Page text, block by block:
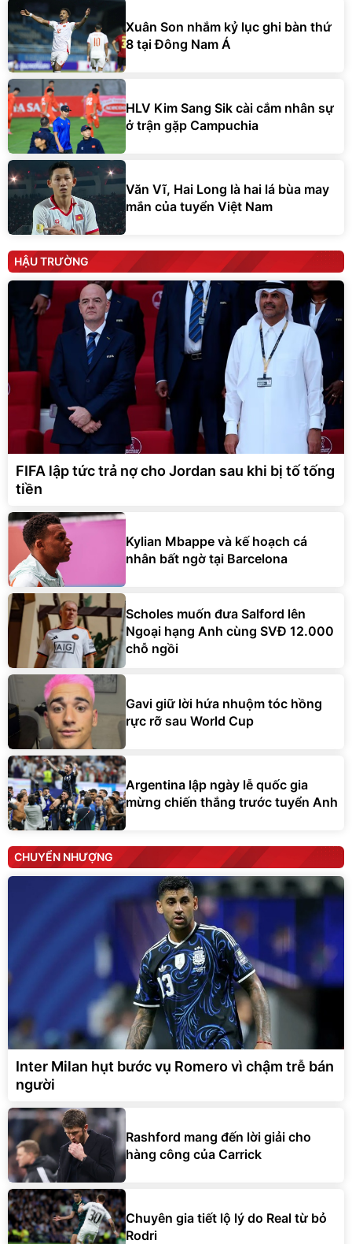
Xuân Son nhắm kỷ lục ghi bàn thứ
8 tại Đông Nam Á
HLV Kim Sang Sik cài cắm nhân sự
ở trận gặp Campuchia
Văn Vĩ, Hai Long là hai lá bùa may
mắn của tuyển Việt Nam
HẬU TRƯỜNG
FIFA lập tức trả nợ cho Jordan sau khi bị tố tống
tiền
Kylian Mbappe và kế hoạch cá
nhân bất ngờ tại Barcelona
Scholes muốn đưa Salford lên
Ngoại hạng Anh cùng SVĐ 12.000
chỗ ngồi
Gavi giữ lời hứa nhuộm tóc hồng
rực rỡ sau World Cup
Argentina lập ngày lễ quốc gia
mừng chiến thắng trước tuyển Anh
CHUYỂN NHƯỢNG
Inter Milan hụt bước vụ Romero vì chậm trễ bán
người
Rashford mang đến lời giải cho
hàng công của Carrick
Chuyên gia tiết lộ lý do Real từ bỏ
Rodri